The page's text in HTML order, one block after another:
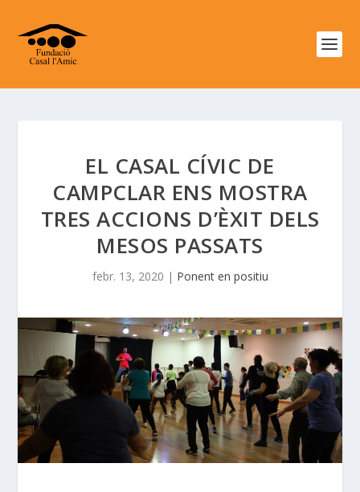
EL CASAL CÍVIC DE
CAMPCLAR ENS MOSTRA
TRES ACCIONS D’ÈXIT DELS
MESOS PASSATS
febr. 13, 2020 | Ponent en positiu